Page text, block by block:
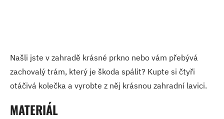
Našli jste v zahradě krásné prkno nebo vám přebývá
zachovalý trám, který je škoda spálit? Kupte si čtyři
otáčivá kolečka a vyrobte z něj krásnou zahradní lavici.
MATERIÁL